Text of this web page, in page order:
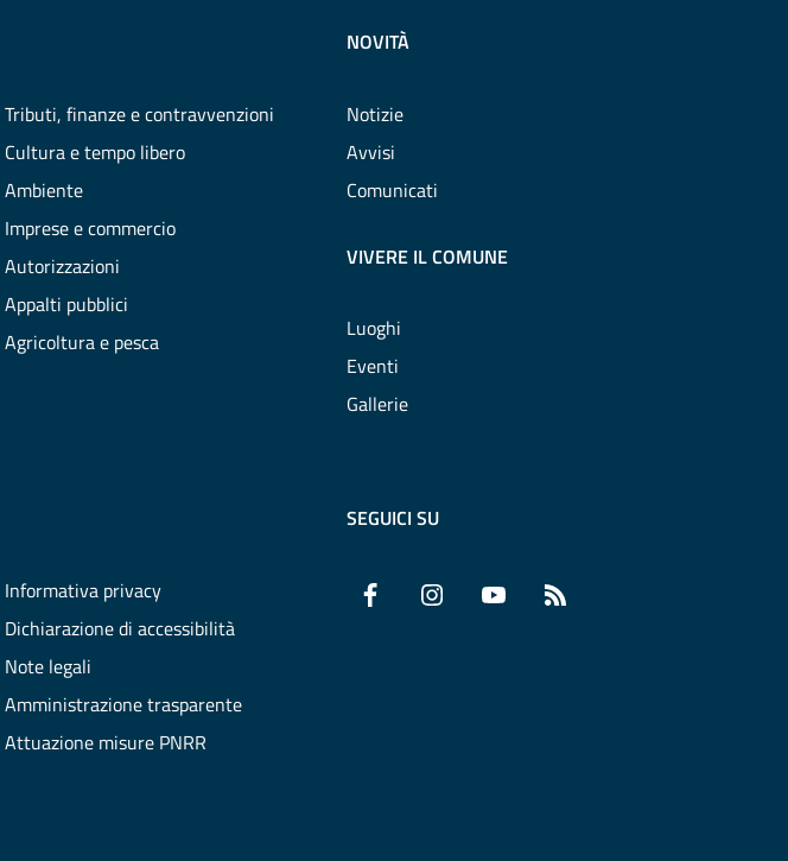
Tributi, finanze e contravvenzioni
Cultura e tempo libero
Ambiente
Imprese e commercio
Autorizzazioni
Appalti pubblici
Agricoltura e pesca
NOVITÀ
Notizie
Avvisi
Comunicati
VIVERE IL COMUNE
Luoghi
Eventi
Gallerie
Informativa privacy
Dichiarazione di accessibilità
Note legali
Amministrazione trasparente
Attuazione misure PNRR
SEGUICI SU
Facebook InstagramYouTube